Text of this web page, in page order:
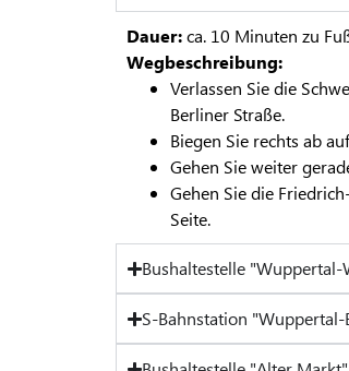
Dauer:ca. 10 Minuten zu
Wegbeschreibung:
Verlassen Sie die
Berliner Straße.
Biegen Sie rechts ab
Gehen Sie weiter
Gehen Sie die
Seite.
Bushaltestelle
S-Bahnstation "Wuppertal-